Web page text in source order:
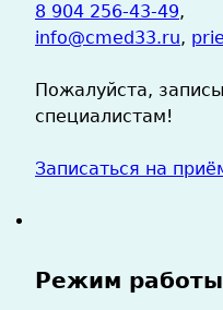
8 904 256-43-49,
info@cmed33.ru,
Пожалуйста,
специалистам!
Записаться на
Режим